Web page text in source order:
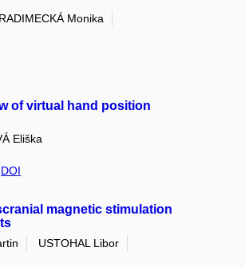
RADIMECKÁ Monika
of virtual hand position
Eliška
DOI
magnetic stimulation
USTOHAL Libor